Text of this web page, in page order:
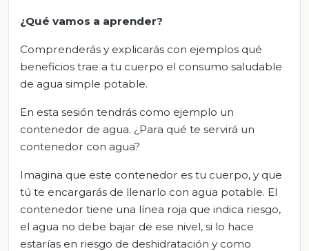
¿Qué vamos a aprender?
Comprenderás y explicarás con ejemplos qué
beneficios trae a tu cuerpo el consumo saludable
de agua simple potable.
En esta sesión tendrás como ejemplo un
contenedor de agua. ¿Para qué te servirá un
contenedor con agua?
Imagina que este contenedor es tu cuerpo, y que
tú te encargarás de llenarlo con agua potable. El
contenedor tiene una línea roja que indica riesgo,
el agua no debe bajar de ese nivel, si lo hace
estarías en riesgo de deshidratación y como